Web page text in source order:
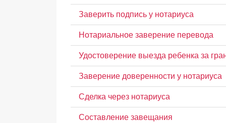
Заверить подпись у нотариуса
Нотариальное заверение перевода
Удостоверение выезда ребенка за
Заверение доверенности у нотариуса
Сделка через нотариуса
Составление завещания